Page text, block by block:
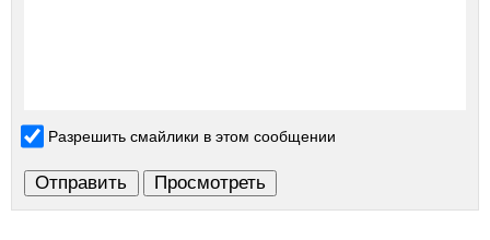
Разрешить смайлики в этом сообщении